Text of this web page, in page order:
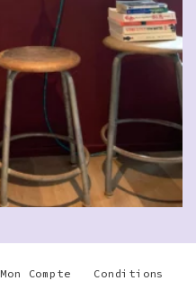
Mon Compte
Conditions